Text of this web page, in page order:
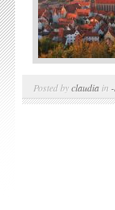
Posted byclaudia in